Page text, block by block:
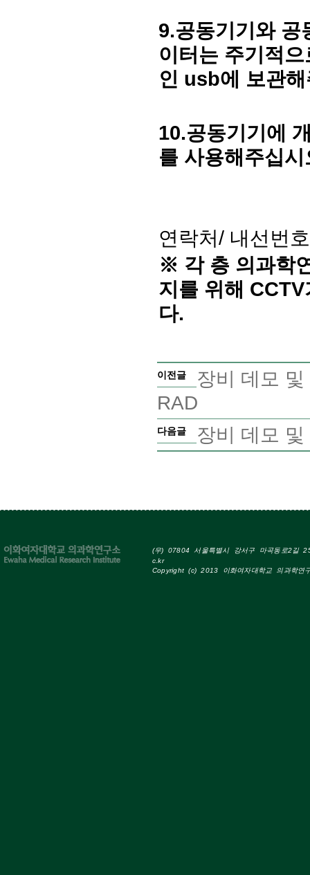
9.공동기기와
이터는 주기적
인 usb에 보관
10.공동기기에
를 사용해주십시
연락처/ 내선번호
※ 각 층 의과학
지를 위해 CCTV
다.
이전글
장비 데모
RAD
다음글 장비 데모
(우) 07804 서울특별시 강서구 마곡동로2길
c.kr
Copyright (c) 2013 이화여자대학교 의과학연